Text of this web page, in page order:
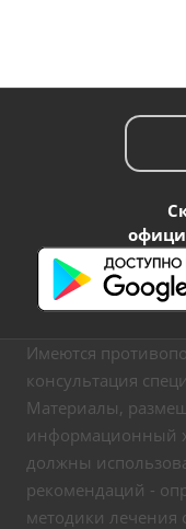
Имеются
консультация
Материалы,
информационный
должны
рекомендаций -
методики лечения